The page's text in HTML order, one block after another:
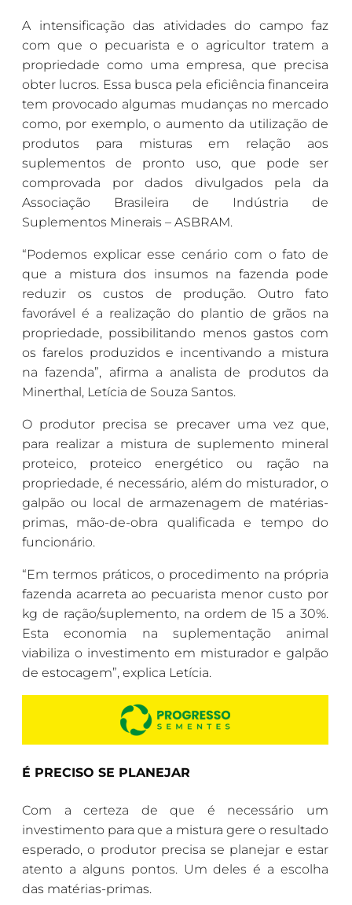
A intensificação das atividades do campo faz
com que o pecuarista e o agricultor tratem a
propriedade como uma empresa, que precisa
obter lucros. Essa busca pela eficiência financeira
tem provocado algumas mudanças no mercado
como, por exemplo, o aumento da utilização de
produtos para misturas em relação aos
suplementos de pronto uso, que pode ser
comprovada por dados divulgados pela da
Associação Brasileira de Indústria de
Suplementos Minerais – ASBRAM.
“Podemos explicar esse cenário com o fato de
que a mistura dos insumos na fazenda pode
reduzir os custos de produção. Outro fato
favorável é a realização do plantio de grãos na
propriedade, possibilitando menos gastos com
os farelos produzidos e incentivando a mistura
na fazenda”, afirma a analista de produtos da
Minerthal, Letícia de Souza Santos.
O produtor precisa se precaver uma vez que,
para realizar a mistura de suplemento mineral
proteico, proteico energético ou ração na
propriedade, é necessário, além do misturador, o
galpão ou local de armazenagem de matérias-
primas, mão-de-obra qualificada e tempo do
funcionário.
“Em termos práticos, o procedimento na própria
fazenda acarreta ao pecuarista menor custo por
kg de ração/suplemento, na ordem de 15 a 30%.
Esta economia na suplementação animal
viabiliza o investimento em misturador e galpão
de estocagem”, explica Letícia.
É PRECISO SE PLANEJAR
Com a certeza de que é necessário um
investimento para que a mistura gere o resultado
esperado, o produtor precisa se planejar e estar
atento a alguns pontos. Um deles é a escolha
das matérias-primas.